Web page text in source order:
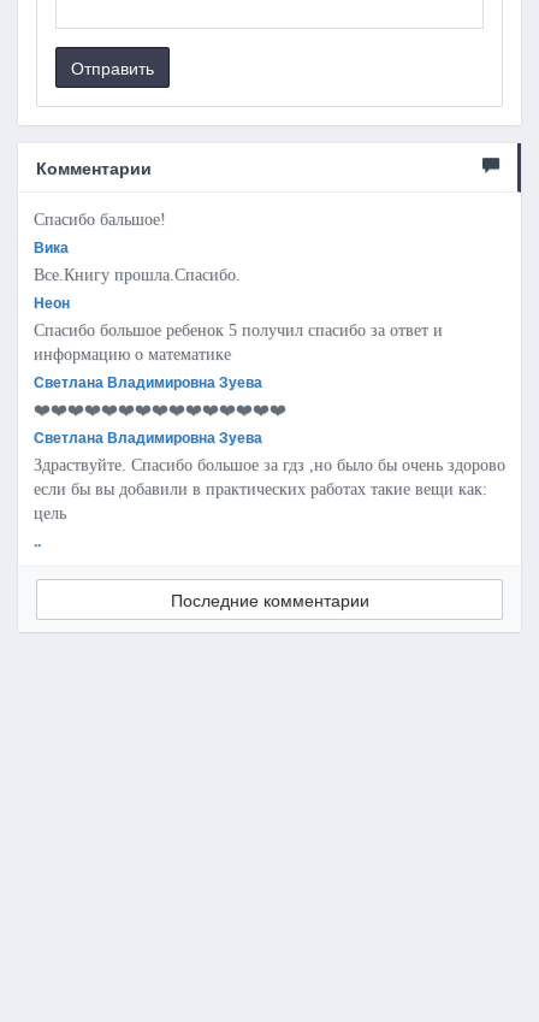
Отправить
Комментарии
Спасибо бальшое!
Вика
Все.Книгу прошла.Спасибо.
Неон
Спасибо большое ребенок 5 получил спасибо за ответ и
информацию о математике
Светлана Владимировна Зуева
❤️❤️❤️❤️❤️❤️❤️❤️❤️❤️❤️❤️❤️❤️❤️
Светлана Владимировна Зуева
Здраствуйте. Спасибо большое за гдз ,но было бы очень здорово
если бы вы добавили в практических работах такие вещи как:
цель
..
Последние комментарии